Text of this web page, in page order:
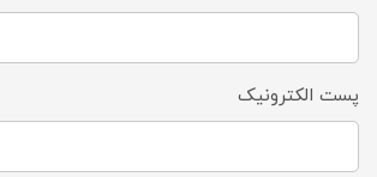
پست الکترونیک